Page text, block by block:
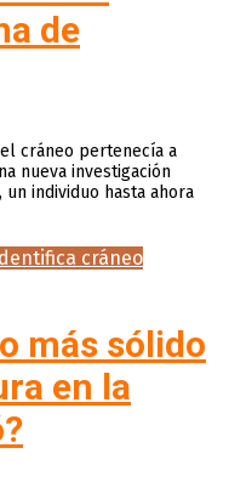
de
cráneo pertenecía a
nueva investigación
individuo hasta ahora
cráneo
más sólido
en la